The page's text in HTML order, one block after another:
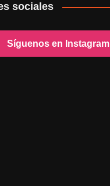
sociales
Síguenos en Instagram